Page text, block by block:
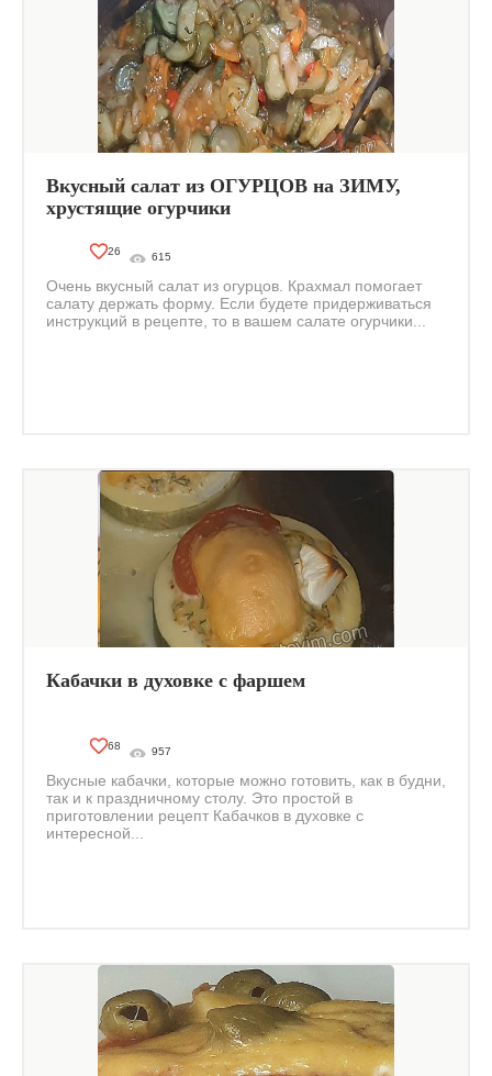
Вкусный салат из ОГУРЦОВ на ЗИМУ,
хрустящие огурчики
26 615
Очень вкусный салат из огурцов. Крахмал помогает
салату держать форму. Если будете придерживаться
инструкций в рецепте, то в вашем салате огурчики...
Кабачки в духовке с фаршем
68 957
Вкусные кабачки, которые можно готовить, как в будни,
так и к праздничному столу. Это простой в
приготовлении рецепт Кабачков в духовке с
интересной...